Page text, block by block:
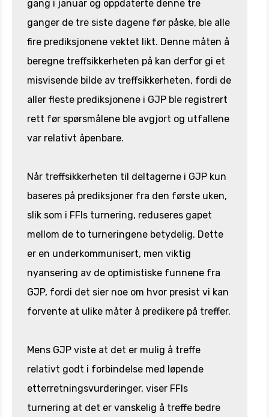
gang i januar og oppdaterte denne tre
ganger de tre siste dagene før påske, ble alle
fire prediksjonene vektet likt. Denne måten å
beregne treffsikkerheten på kan derfor gi et
misvisende bilde av treffsikkerheten, fordi de
aller fleste prediksjonene i GJP ble registrert
rett før spørsmålene ble avgjort og utfallene
var relativt åpenbare.
Når treffsikkerheten til deltagerne i GJP kun
baseres på prediksjoner fra den første uken,
slik som i FFIs turnering, reduseres gapet
mellom de to turneringene betydelig. Dette
er en underkommunisert, men viktig
nyansering av de optimistiske funnene fra
GJP, fordi det sier noe om hvor presist vi kan
forvente at ulike måter å predikere på treffer.
Mens GJP viste at det er mulig å treffe
relativt godt i forbindelse med løpende
etterretningsvurderinger, viser FFIs
turnering at det er vanskelig å treffe bedre